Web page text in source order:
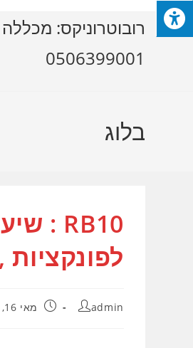
Skip
to
רובוטרוניקס:
0506399001
בלוג
לפונקציות
מחבר:
admin פורסם:
מאי 16, 2023